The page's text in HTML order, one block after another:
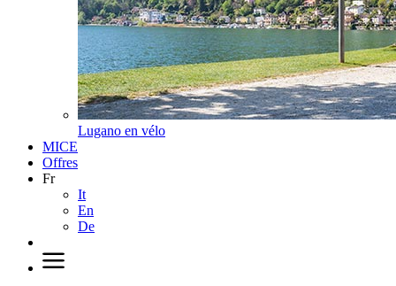
Lugano en vélo
MICE
Offres
Fr
It
En
De